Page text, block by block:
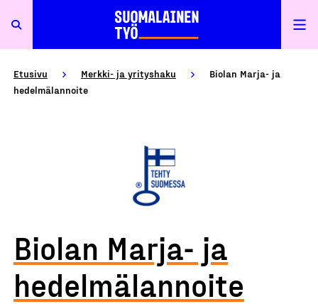
Etusivu Merkki- ja yrityshaku
Biolan Marja- ja
hedelmälannoite
Biolan Marja- ja
hedelmälannoite